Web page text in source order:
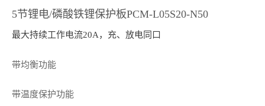
5节锂电/磷酸铁锂保护板PCM-L05S20-N50
最大持续工作电流20A，充、放电同口
带均衡功能
带温度保护功能